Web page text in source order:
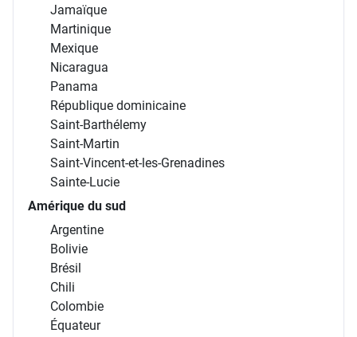
Jamaïque
Martinique
Mexique
Nicaragua
Panama
République dominicaine
Saint-Barthélemy
Saint-Martin
Saint-Vincent-et-les-Grenadines
Sainte-Lucie
Amérique du sud
Argentine
Bolivie
Brésil
Chili
Colombie
Équateur